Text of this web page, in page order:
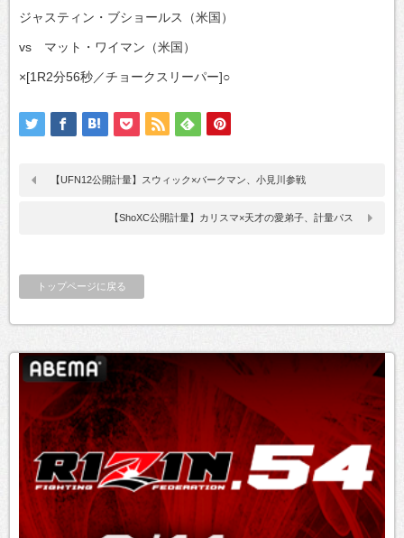
ジャスティン・ブショールス（米国）
vs マット・ワイマン（米国）
×[1R2分56秒／チョークスリーパー]○
【UFN12公開計量】スウィック×バークマン、小見川参戦
【ShoXC公開計量】カリスマ×天才の愛弟子、計量パス
トップページに戻る